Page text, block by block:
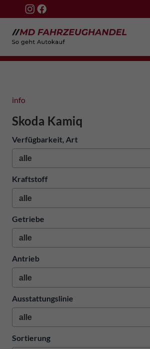
info
Skoda Kamiq
Verfügbarkeit, Art
Kraftstoff
Getriebe
Antrieb
Ausstattungslinie
Sortierung